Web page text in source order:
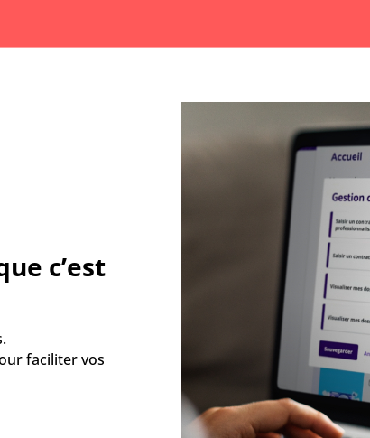
c’est
faciliter vos